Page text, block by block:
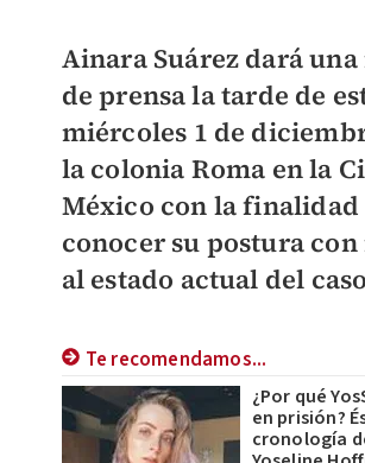
Ainara Suárez dará
de prensa la tarde de
miércoles 1 de
la colonia Roma en la
México con la finalidad
conocer su postura
al estado actual del caso
Te recomendamos...
¿Por qué
en prisión?
cronología